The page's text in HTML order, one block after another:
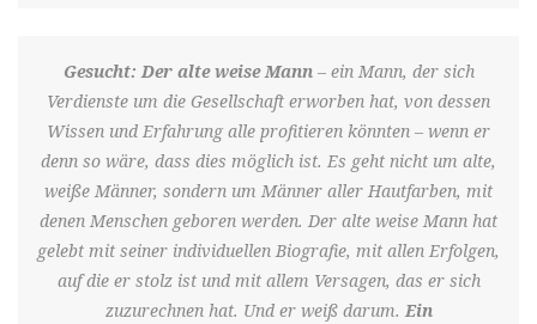
Gesucht: Der alte weise Mann– ein Mann, der sich
Verdienste um die Gesellschaft erworben hat, von dessen
Wissen und Erfahrung alle profitieren könnten – wenn er
denn so wäre, dass dies möglich ist. Es geht nicht um alte,
weiße Männer, sondern um Männer aller Hautfarben, mit
denen Menschen geboren werden. Der alte weise Mann hat
gelebt mit seiner individuellen Biografie, mit allen Erfolgen,
auf die er stolz ist und mit allem Versagen, das er sich
zuzurechnen hat. Und er weiß darum. Ein